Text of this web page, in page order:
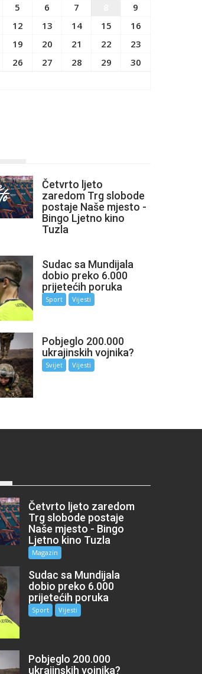
5 6 7
9
12 13 14 15
16
19 20 21 22
23
26 27 28 29
30
Četvrto ljeto
zaredom Trg slobode
postaje Naše mjesto -
Bingo Ljetno kino
Tuzla
Sudac sa Mundijala
dobio preko 6.000
prijetećih poruka
Sport Vijesti
Pobjeglo 200.000
ukrajinskih vojnika?
Svijet Vijesti
Četvrto ljeto zaredom
Trg slobode postaje
Naše mjesto - Bingo
Ljetno kino Tuzla
Magazin
Sudac sa Mundijala
dobio preko 6.000
prijetećih poruka
Sport Vijesti
Pobjeglo 200.000
ukrajinskih vojnika?